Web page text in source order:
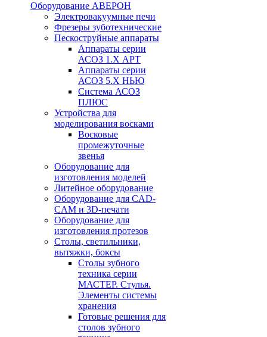
Оборудование АВЕРОН
Электровакуумные печи
Фрезеры зуботехнические
Пескоструйные аппараты
Аппараты серии
АСОЗ 1.Х АРТ
Аппараты серии
АСОЗ 5.Х НЬЮ
Система АСОЗ
ПЛЮС
Устройства для
моделирования восками
Восковые
промежуточные
звенья
Оборудование для
изготовления моделей
Литейное оборудование
Оборудование для CAD-
CAM и 3D-печати
Оборудование для
изготовления протезов
Cтолы, светильники,
вытяжки, боксы
Столы зубного
техника серии
МАСТЕР. Стулья.
Элементы системы
хранения
Готовые решения для
столов зубного